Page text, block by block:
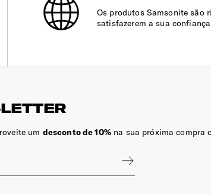
Os produtos Samsonite são
satisfazerem a sua
um desconto de 10%na sua próxima compra